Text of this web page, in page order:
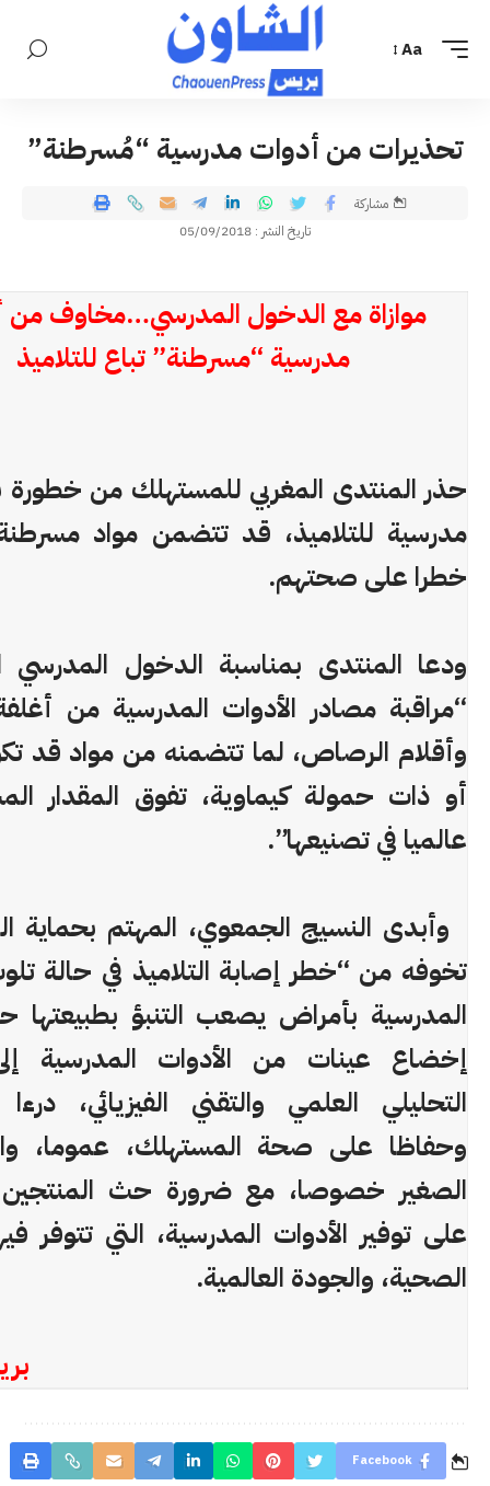
Aa
تحذيرات من أدوات مدرسية “مُسرطنة”
تاريخ النشر : 05/09/2018
مشاركة
موازاة مع الدخول المدرسي…مخاوف من
مدرسية “مسرطنة” تباع للتلاميذ
حذر المنتدى المغربي للمستهلك من خطورة
مدرسية للتلاميذ، قد تتضمن مواد
خطرا على صحتهم.
ودعا المنتدى بمناسبة الدخول المدرسي
“مراقبة مصادر الأدوات المدرسية من
وأقلام الرصاص، لما تتضمنه من مواد قد
أو ذات حمولة كيماوية، تفوق المقدار
عالميا في تصنيعها”.
وأبدى النسيج الجمعوي، المهتم بحماية
تخوفه من “خطر إصابة التلاميذ في حالة
المدرسية بأمراض يصعب التنبؤ بطبيعتها
إخضاع عينات من الأدوات المدرسية إلى
التحليلي العلمي والتقني الفيزيائي،
وحفاظا على صحة المستهلك، عموما،
الصغير خصوصا، مع ضرورة حث المنتجين
على توفير الأدوات المدرسية، التي تتوفر
الصحية، والجودة العالمية.
Facebook